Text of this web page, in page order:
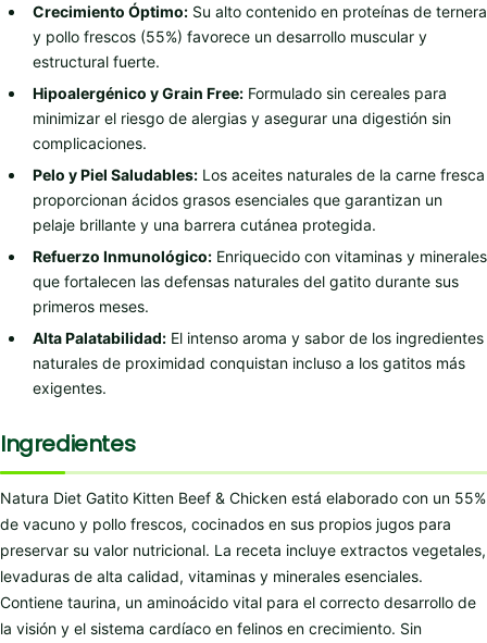
Crecimiento Óptimo: Su alto contenido en proteínas de ternera
y pollo frescos (55%) favorece un desarrollo muscular y
estructural fuerte.
Hipoalergénico y Grain Free: Formulado sin cereales para
minimizar el riesgo de alergias y asegurar una digestión sin
complicaciones.
Pelo y Piel Saludables: Los aceites naturales de la carne fresca
proporcionan ácidos grasos esenciales que garantizan un
pelaje brillante y una barrera cutánea protegida.
Refuerzo Inmunológico: Enriquecido con vitaminas y minerales
que fortalecen las defensas naturales del gatito durante sus
primeros meses.
Alta Palatabilidad: El intenso aroma y sabor de los ingredientes
naturales de proximidad conquistan incluso a los gatitos más
exigentes.
Ingredientes
Natura Diet Gatito Kitten Beef & Chicken está elaborado con un 55%
de vacuno y pollo frescos, cocinados en sus propios jugos para
preservar su valor nutricional. La receta incluye extractos vegetales,
levaduras de alta calidad, vitaminas y minerales esenciales.
Contiene taurina, un aminoácido vital para el correcto desarrollo de
la visión y el sistema cardíaco en felinos en crecimiento. Sin